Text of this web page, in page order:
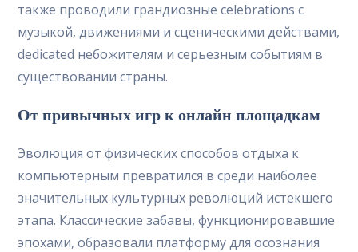
также проводили грандиозные celebrations с
музыкой, движениями и сценическими действами,
dedicated небожителям и серьезным событиям в
существовании страны.
От привычных игр к онлайн площадкам
Эволюция от физических способов отдыха к
компьютерным превратился в среди наиболее
значительных культурных революций истекшего
этапа. Классические забавы, функционировавшие
эпохами, образовали платформу для осознания